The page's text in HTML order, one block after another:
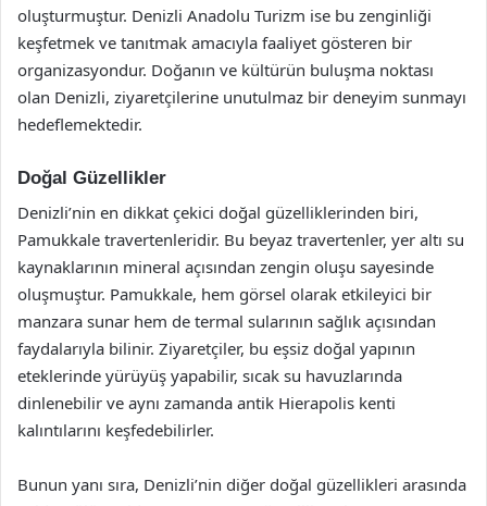
oluşturmuştur. Denizli Anadolu Turizm ise bu zenginliği
keşfetmek ve tanıtmak amacıyla faaliyet gösteren bir
organizasyondur. Doğanın ve kültürün buluşma noktası
olan Denizli, ziyaretçilerine unutulmaz bir deneyim sunmayı
hedeflemektedir.
Doğal Güzellikler
Denizli’nin en dikkat çekici doğal güzelliklerinden biri,
Pamukkale travertenleridir. Bu beyaz travertenler, yer altı su
kaynaklarının mineral açısından zengin oluşu sayesinde
oluşmuştur. Pamukkale, hem görsel olarak etkileyici bir
manzara sunar hem de termal sularının sağlık açısından
faydalarıyla bilinir. Ziyaretçiler, bu eşsiz doğal yapının
eteklerinde yürüyüş yapabilir, sıcak su havuzlarında
dinlenebilir ve aynı zamanda antik Hierapolis kenti
kalıntılarını keşfedebilirler.
Bunun yanı sıra, Denizli’nin diğer doğal güzellikleri arasında